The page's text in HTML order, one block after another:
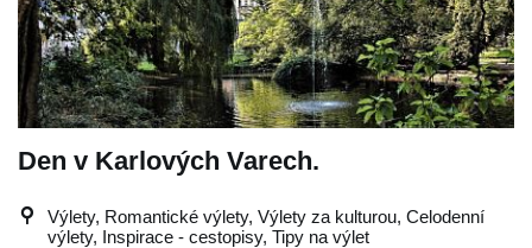
Den v Karlových Varech.
Výlety, Romantické výlety, Výlety za kulturou, Celodenní
výlety, Inspirace - cestopisy, Tipy na výlet